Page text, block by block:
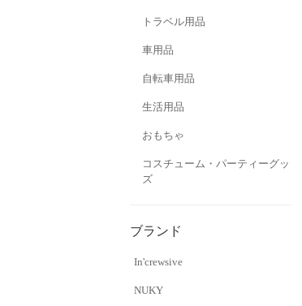
トラベル用品
車用品
自転車用品
生活用品
おもちゃ
コスチューム・パーティーグッ
ズ
ブランド
In'crewsive
NUKY